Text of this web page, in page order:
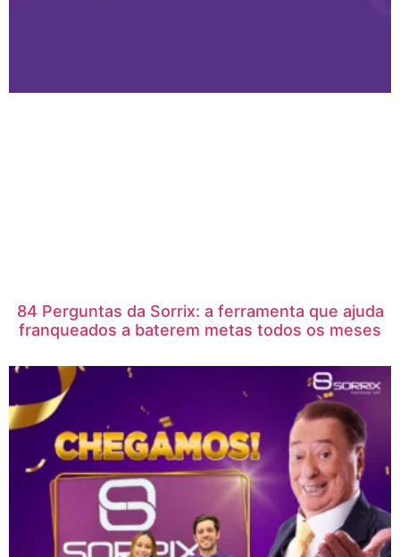
84 Perguntas da Sorrix: a ferramenta que ajuda
franqueados a baterem metas todos os meses